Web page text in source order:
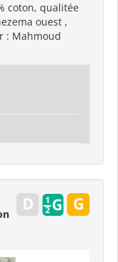
coton, qualitée
ouest ,
: Mahmoud